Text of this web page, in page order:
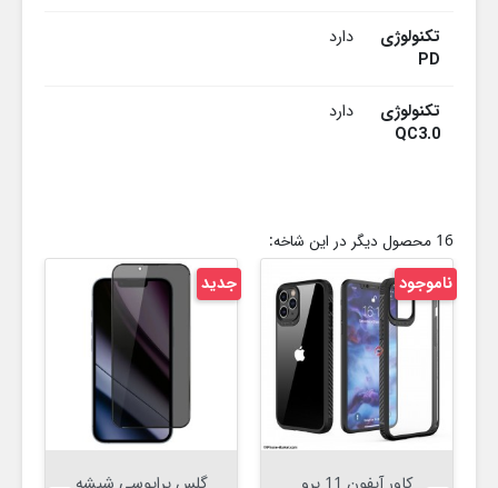
تکنولوژی
PD
دارد
تکنولوژی
QC3.0
دارد
16 محصول دیگر در این شاخه:
کاور آیفون 11 پرو
ناموجود
گلس پرایوسی شیشه
جدید